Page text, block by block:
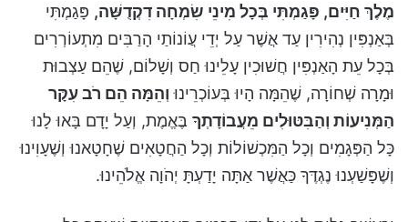
מֶלֶךְ חַיִּים, פָּגַמְתִּי בְּכָל מִינֵי שִׂמְחָה דִקְדֻשָּׁה, פָּגַמְתִּי
בְּאַנְפִּין נְהִירִין עַד אֲשֶׁר עַל יְדֵי עֲוֹנוֹתַי הָרַבִּים מִתְעוֹרְרִים
בְּכָל עֵת הָאַנְפִּין חֲשׁוּכִין עָלֵינוּ חַס וְשָׁלוֹם, שֶׁהֵם עַצְבוּת
וּמָרָה שְׁחוֹרָה, שֶׁהֵמָּה הָיוּ בְּעוֹכְרֵינוּ וְהֵמָּה הֵם רֹב עִקָּר
הַמְּנִיעוֹת וְהַבִּטּוּלִים מֵעֲבוֹדָתְךָ בֶּאֱמֶת, וְעַל יָדָם בָּאוּ לָנוּ
כָּל הַפְּגָמִים וְכָל הַמִּכְשׁוֹלוֹת וְכָל הַחֲטָאִים שֶׁחָטָאנוּ וְשֶׁעָוִינוּ
וְשֶׁפָּשַׁעְנוּ נֶגְדֶּךָ כַּאֲשֶׁר אַתָּה יָדַעְתָּ יְהֹוָה אֱלֹהֵינוּ.